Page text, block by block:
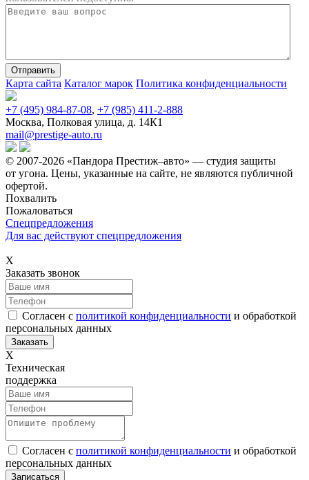
Карта сайта Каталог марок Политика конфиденциальности
+7 (495) 984-87-08, +7 (985) 411-2-888
Москва, Полковая улица, д. 14К1
mail@prestige-auto.ru
© 2007-2026 «Пандора Престиж–авто» — студия защиты
от угона. Цены, указанные на сайте, не являются публичной
офертой.
Похвалить
Пожаловаться
Спецпредложения
Для вас действуют спецпредложения
Х
Заказать звонок
Согласен с политикой конфиденциальности и обработкой
персональных данных
Х
Техническая
поддержка
Согласен с политикой конфиденциальности и обработкой
персональных данных